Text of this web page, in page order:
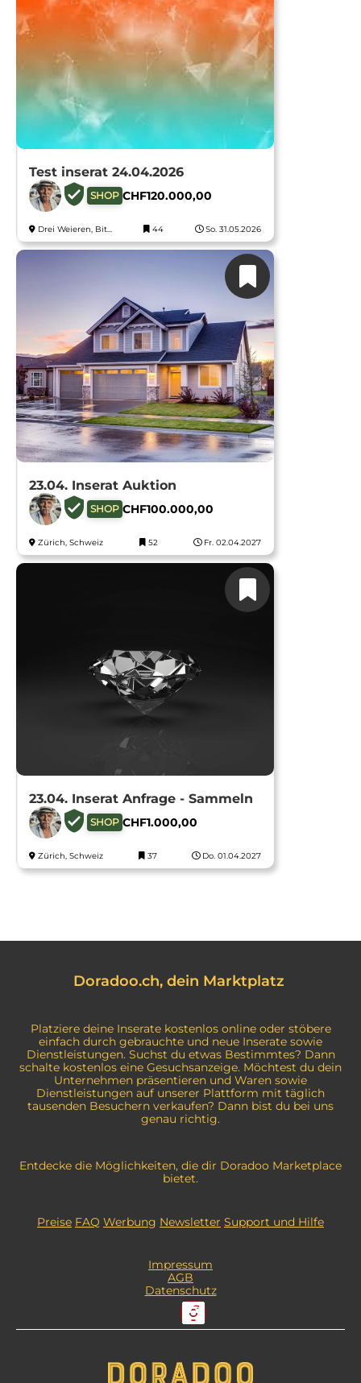
Test inserat 24.04.2026
SHOP CHF120.000,00
Drei Weieren, Bit... 44 So. 31.05.2026
23.04. Inserat Auktion
SHOP CHF100.000,00
Zürich, Schweiz 52 Fr. 02.04.2027
23.04. Inserat Anfrage - Sammeln
SHOP CHF1.000,00
Zürich, Schweiz 37 Do. 01.04.2027
Doradoo.ch, dein Marktplatz
Platziere deine Inserate kostenlos online oder stöbere
einfach durch gebrauchte und neue Inserate sowie
Dienstleistungen. Suchst du etwas Bestimmtes? Dann
schalte kostenlos eine Gesuchsanzeige. Möchtest du dein
Unternehmen präsentieren und Waren sowie
Dienstleistungen auf unserer Plattform mit täglich
tausenden Besuchern verkaufen? Dann bist du bei uns
genau richtig.
Entdecke die Möglichkeiten, die dir Doradoo Marketplace
bietet.
Preise FAQ Werbung Newsletter Support und Hilfe
Impressum
AGB
Datenschutz